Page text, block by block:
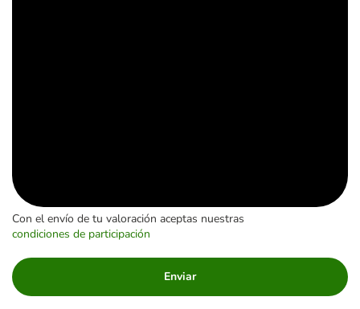
Con el envío de tu valoración aceptas nuestras
condiciones de participación
Enviar